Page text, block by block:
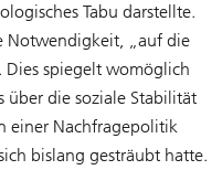
Tabu darstellte.
Notwendigkeit, „auf die
Dies spiegelt womöglich
über die soziale Stabilität
einer Nachfragepolitik
bislang gesträubt hatte.